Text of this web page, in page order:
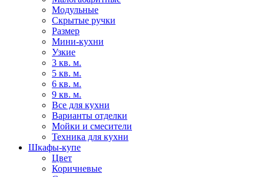
Модульные
Скрытые ручки
Размер
Мини-кухни
Узкие
3 кв. м.
5 кв. м.
6 кв. м.
9 кв. м.
Все для кухни
Варианты отделки
Мойки и смесители
Техника для кухни
Шкафы-купе
Цвет
Коричневые